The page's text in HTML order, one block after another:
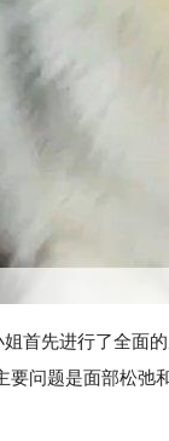
首先进行了全面
要问题是面部松